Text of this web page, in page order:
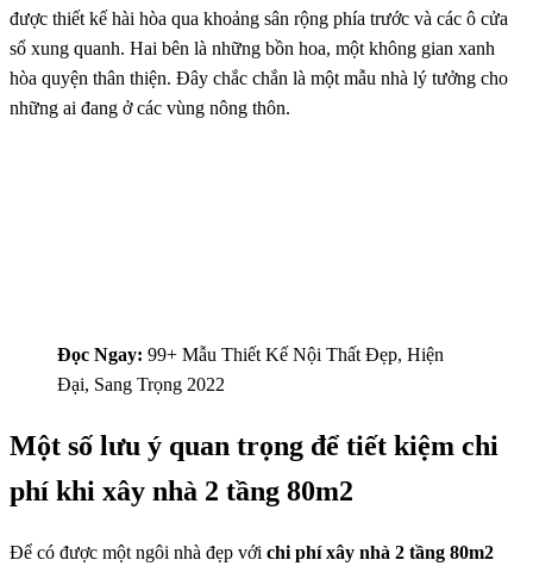
được thiết kế hài hòa qua khoảng sân rộng phía trước và các ô cửa
sổ xung quanh. Hai bên là những bồn hoa, một không gian xanh
hòa quyện thân thiện. Đây chắc chắn là một mẫu nhà lý tưởng cho
những ai đang ở các vùng nông thôn.
Đọc Ngay: 99+ Mẫu Thiết Kế Nội Thất Đẹp, Hiện
Đại, Sang Trọng 2022
Một số lưu ý quan trọng để tiết kiệm chi
phí khi xây nhà 2 tầng 80m2
Để có được một ngôi nhà đẹp với chi phí xây nhà 2 tầng 80m2